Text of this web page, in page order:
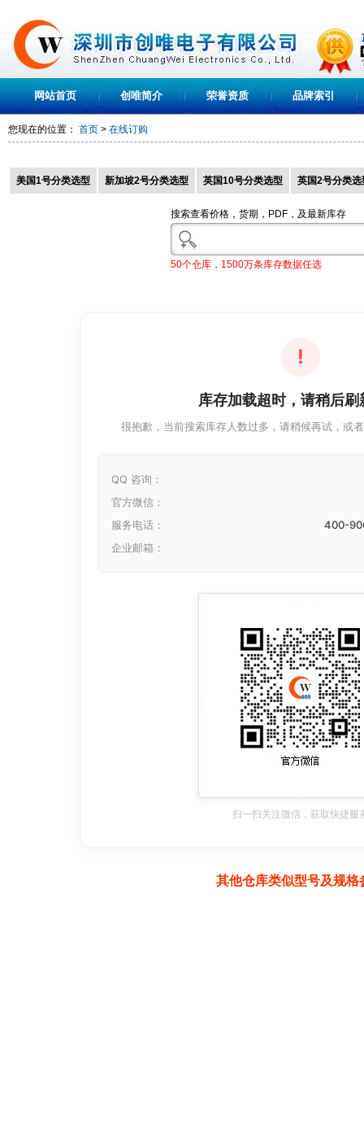
网站首页 创唯简介 荣誉资质 品牌索引
您现在的位置： 首页 > 在线订购
美国1号分类选型 新加坡2号分类选型 英国10号分类选型 英国2号分类选
搜索查看价格，货期，PDF，及最新库存
50个仓库，1500万条库存数据任选
!
库存加载超时，请稍后刷
很抱歉，当前搜索库存人数过多，请稍候再试，或
QQ 咨询：
官方微信：
服务电话：
400-
企业邮箱：
扫一扫关注微信，获取快捷服
其他仓库类似型号及规格